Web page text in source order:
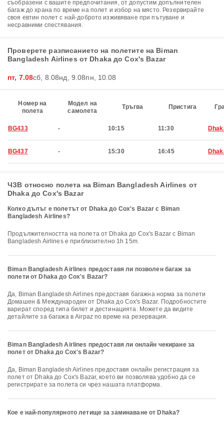
съобразени с вашите предпочитания, от допустим допълнителен
багаж до храна по време на полет и избор на място. Резервирайте
своя евтин полет с най-доброто изживяване при пътуване и
несравними спестявания.
Проверете разписанието на полетите на Biman
Bangladesh Airlines от Dhaka до Cox's Bazar
пт, 7.08сб, 8.08нд, 9.08пн, 10.08
Номер на
полета
Модел на
самолета
Тръгва Пристига
BG433 - 10:15 11:30
BG437 - 15:30 16:45
ЧЗВ относно полета на Biman Bangladesh Airlines от
Dhaka до Cox's Bazar
Колко дълъг е полетът от Dhaka до Cox's Bazar с Biman
Bangladesh Airlines?
Продължителността на полета от Dhaka до Cox's Bazar с Biman
Bangladesh Airlines е приблизително 1h 15m.
Biman Bangladesh Airlines предоставя ли позволен багаж за
полети от Dhaka до Cox's Bazar?
Да, Biman Bangladesh Airlines предоставя багажна норма за полети
Домашен & Международен от Dhaka до Cox's Bazar. Подробностите
варират според типа билет и дестинацията. Можете да видите
детайлите за багажа в Airpaz по време на резервация.
Biman Bangladesh Airlines предоставя ли онлайн чекиране за
полет от Dhaka до Cox's Bazar?
Да, Biman Bangladesh Airlines предоставя онлайн регистрация за
полет от Dhaka до Cox's Bazar, което ви позволява удобно да се
регистрирате за полета си чрез нашата платформа.
Кое е най-популярното летище за заминаване от Dhaka?